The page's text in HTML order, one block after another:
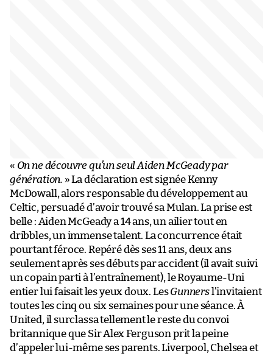
« On ne découvre qu’un seul Aiden McGeady par
génération. » La déclaration est signée Kenny
McDowall, alors responsable du développement au
Celtic, persuadé d’avoir trouvé sa Mulan. La prise est
belle : Aiden McGeady a 14 ans, un ailier tout en
dribbles, un immense talent. La concurrence était
pourtant féroce. Repéré dès ses 11 ans, deux ans
seulement après ses débuts par accident (il avait suivi
un copain parti à l’entraînement), le Royaume-Uni
entier lui faisait les yeux doux. LesGunnersl’invitaient
toutes les cinq ou six semaines pour une séance. À
United, il surclassa tellement le reste du convoi
britannique que Sir Alex Ferguson prit la peine
d’appeler lui-même ses parents. Liverpool, Chelsea et